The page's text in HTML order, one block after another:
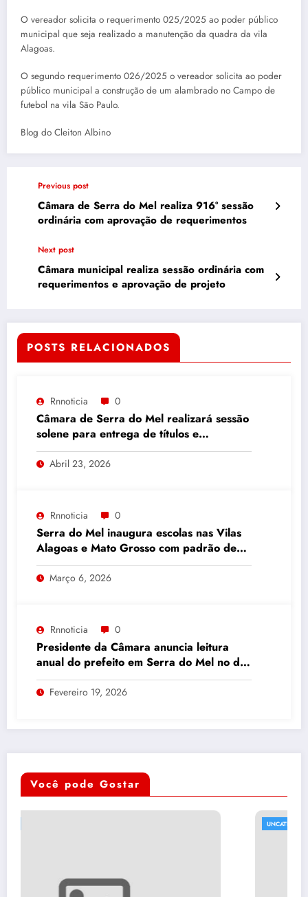
O vereador solicita o requerimento 025/2025 ao poder público
municipal que seja realizado a manutenção da quadra da vila
Alagoas.
O segundo requerimento 026/2025 o vereador solicita ao poder
público municipal a construção de um alambrado no Campo de
futebol na vila São Paulo.
Blog do Cleiton Albino
Previous post
Câmara de Serra do Mel realiza 916° sessão
ordinária com aprovação de requerimentos
Next post
Câmara municipal realiza sessão ordinária com
requerimentos e aprovação de projeto
POSTS RELACIONADOS
Rnnoticia 0
Câmara de Serra do Mel realizará sessão
solene para entrega de títulos e
comendas
Abril 23, 2026
Rnnoticia 0
Serra do Mel inaugura escolas nas Vilas
Alagoas e Mato Grosso com padrão de
rede particular
Março 6, 2026
Rnnoticia 0
Presidente da Câmara anuncia leitura
anual do prefeito em Serra do Mel no dia
26 de fevereiro
Fevereiro 19, 2026
Você pode Gostar